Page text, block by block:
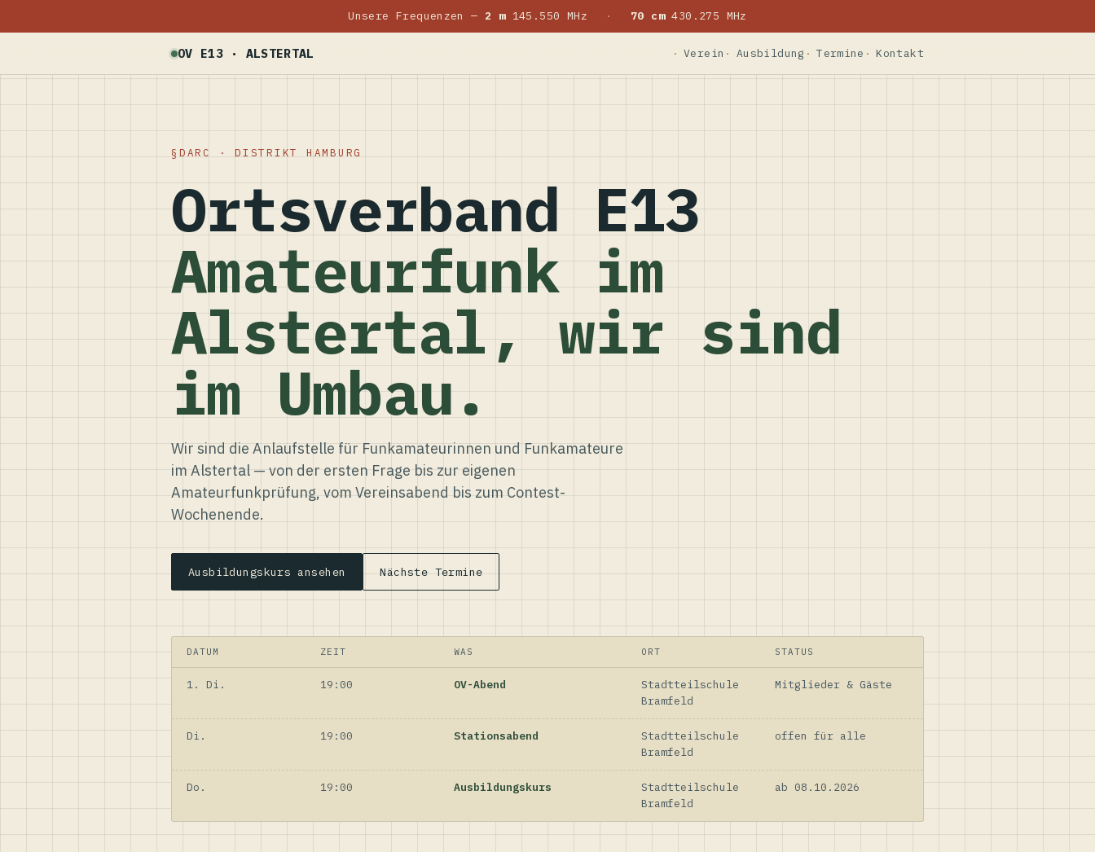
Unsere Frequenzen — 2 m145.550 MHz · 70 cm430.275 MHz
OV E13 · ALSTERTAL Verein Ausbildung Termine Kontakt
DARC · DISTRIKT HAMBURG
Ortsverband E13
Amateurfunk im
Alstertal, wir sind
im Umbau.
Wir sind die Anlaufstelle für Funkamateurinnen und Funkamateure
im Alstertal — von der ersten Frage bis zur eigenen
Amateurfunkprüfung, vom Vereinsabend bis zum Contest-
Wochenende.
Ausbildungskurs ansehen Nächste Termine
DATUM ZEIT WAS ORT STATUS
1. Di. 19:00 OV-Abend
Stadtteilschule
Bramfeld
Mitglieder & Gäste
Di. 19:00 Stationsabend
Stadtteilschule
Bramfeld
offen für alle
Do. 19:00 Ausbildungskurs
Stadtteilschule
Bramfeld
ab 08.10.2026